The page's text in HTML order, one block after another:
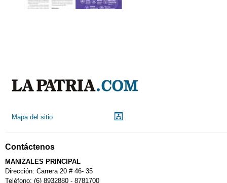
Mapa del sitio
Contáctenos
MANIZALES PRINCIPAL
Dirección: Carrera 20 # 46- 35
Teléfono: (6) 8932880 - 8781700